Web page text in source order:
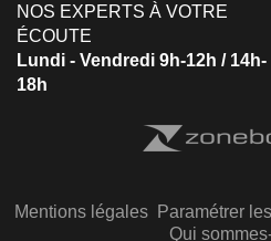
NOS EXPERTS À VOTRE
ÉCOUTE
Lundi - Vendredi 9h-12h / 14h-
18h
Mentions légales Paramétrer
Qui